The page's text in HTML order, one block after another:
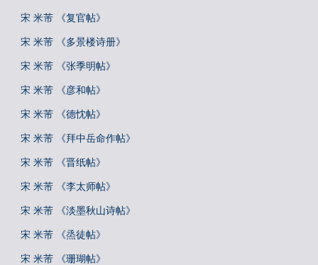
宋 米芾 《复官帖》
宋 米芾 《多景楼诗册》
宋 米芾 《张季明帖》
宋 米芾 《彦和帖》
宋 米芾 《德忱帖》
宋 米芾 《拜中岳命作帖》
宋 米芾 《晋纸帖》
宋 米芾 《李太师帖》
宋 米芾 《淡墨秋山诗帖》
宋 米芾 《烝徒帖》
宋 米芾 《珊瑚帖》